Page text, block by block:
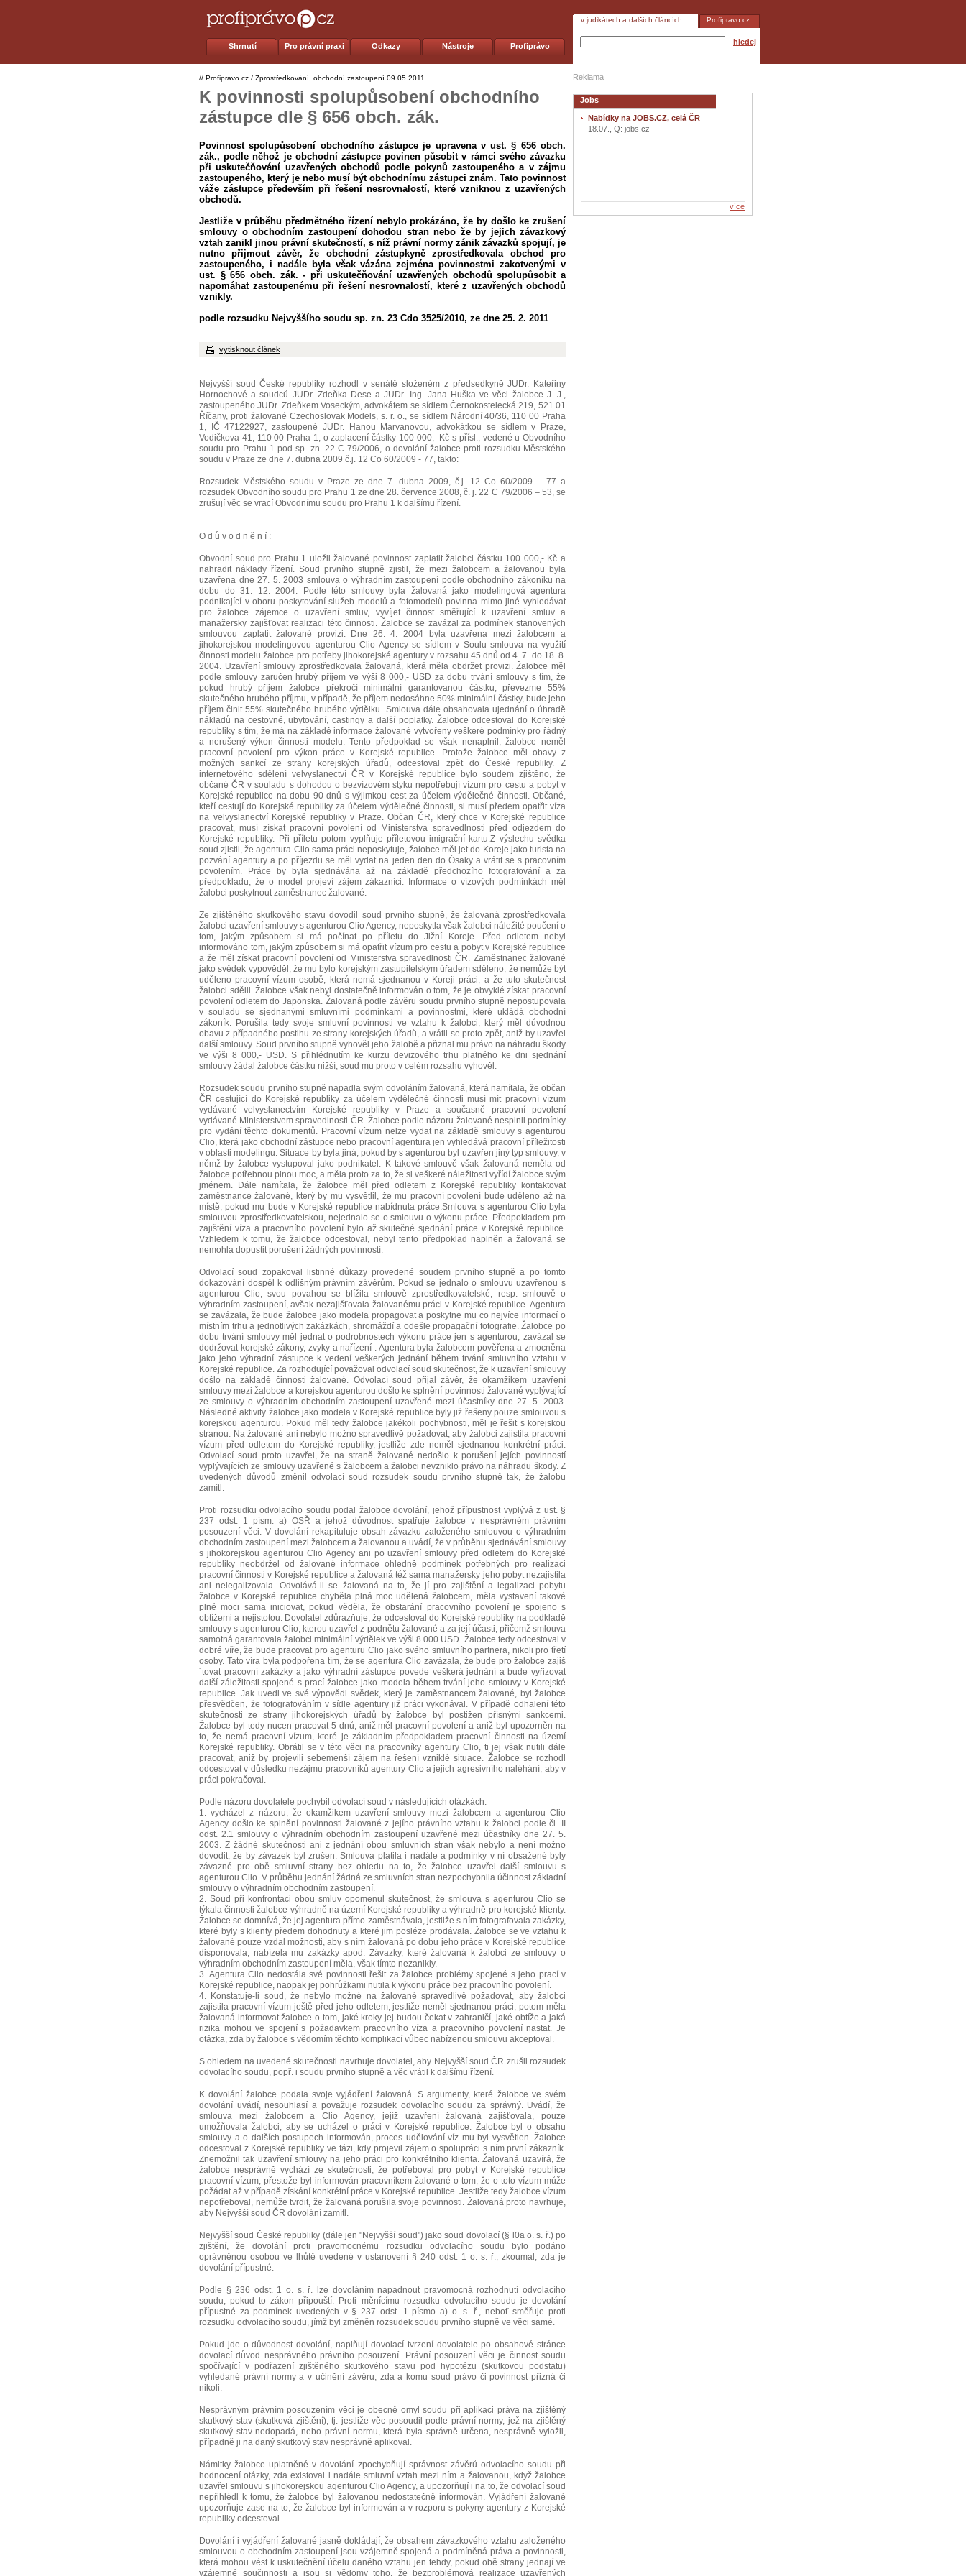
Shrnutí Pro právní praxi Odkazy Nástroje Profiprávo
v judikátech a dalších článcích Profipravo.cz
hledej
// Profipravo.cz / Zprostředkování, obchodní zastoupení 09.05.2011
K povinnosti spolupůsobení obchodního
zástupce dle § 656 obch. zák.
Povinnost spolupůsobení obchodního zástupce je upravena v ust. § 656 obch.
zák., podle něhož je obchodní zástupce povinen působit v rámci svého závazku
při uskutečňování uzavřených obchodů podle pokynů zastoupeného a v zájmu
zastoupeného, který je nebo musí být obchodnímu zástupci znám. Tato povinnost
váže zástupce především při řešení nesrovnalostí, které vzniknou z uzavřených
obchodů.
Jestliže v průběhu předmětného řízení nebylo prokázáno, že by došlo ke zrušení
smlouvy o obchodním zastoupení dohodou stran nebo že by jejich závazkový
vztah zanikl jinou právní skutečností, s níž právní normy zánik závazků spojují, je
nutno přijmout závěr, že obchodní zástupkyně zprostředkovala obchod pro
zastoupeného, i nadále byla však vázána zejména povinnostmi zakotvenými v
ust. § 656 obch. zák. - při uskutečňování uzavřených obchodů spolupůsobit a
napomáhat zastoupenému při řešení nesrovnalostí, které z uzavřených obchodů
vznikly.
podle rozsudku Nejvyššího soudu sp. zn. 23 Cdo 3525/2010, ze dne 25. 2. 2011
vytisknout článek
Nejvyšší soud České republiky rozhodl v senátě složeném z předsedkyně JUDr. Kateřiny
Hornochové a soudců JUDr. Zdeňka Dese a JUDr. Ing. Jana Huška ve věci žalobce J. J.,
zastoupeného JUDr. Zdeňkem Voseckým, advokátem se sídlem Černokostelecká 219, 521 01
Říčany, proti žalované Czechoslovak Models, s. r. o., se sídlem Národní 40/36, 110 00 Praha
1, IČ 47122927, zastoupené JUDr. Hanou Marvanovou, advokátkou se sídlem v Praze,
Vodičkova 41, 110 00 Praha 1, o zaplacení částky 100 000,- Kč s přísl., vedené u Obvodního
soudu pro Prahu 1 pod sp. zn. 22 C 79/2006, o dovolání žalobce proti rozsudku Městského
soudu v Praze ze dne 7. dubna 2009 č.j. 12 Co 60/2009 - 77, takto:
Rozsudek Městského soudu v Praze ze dne 7. dubna 2009, č.j. 12 Co 60/2009 – 77 a
rozsudek Obvodního soudu pro Prahu 1 ze dne 28. července 2008, č. j. 22 C 79/2006 – 53, se
zrušují věc se vrací Obvodnímu soudu pro Prahu 1 k dalšímu řízení.
O d ů v o d n ě n í :
Obvodní soud pro Prahu 1 uložil žalované povinnost zaplatit žalobci částku 100 000,- Kč a
nahradit náklady řízení. Soud prvního stupně zjistil, že mezi žalobcem a žalovanou byla
uzavřena dne 27. 5. 2003 smlouva o výhradním zastoupení podle obchodního zákoníku na
dobu do 31. 12. 2004. Podle této smlouvy byla žalovaná jako modelingová agentura
podnikající v oboru poskytování služeb modelů a fotomodelů povinna mimo jiné vyhledávat
pro žalobce zájemce o uzavření smluv, vyvíjet činnost směřující k uzavření smluv a
manažersky zajišťovat realizaci této činnosti. Žalobce se zavázal za podmínek stanovených
smlouvou zaplatit žalované provizi. Dne 26. 4. 2004 byla uzavřena mezi žalobcem a
jihokorejskou modelingovou agenturou Clio Agency se sídlem v Soulu smlouva na využití
činnosti modelu žalobce pro potřeby jihokorejské agentury v rozsahu 45 dnů od 4. 7. do 18. 8.
2004. Uzavření smlouvy zprostředkovala žalovaná, která měla obdržet provizi. Žalobce měl
podle smlouvy zaručen hrubý příjem ve výši 8 000,- USD za dobu trvání smlouvy s tím, že
pokud hrubý příjem žalobce překročí minimální garantovanou částku, převezme 55%
skutečného hrubého příjmu, v případě, že příjem nedosáhne 50% minimální částky, bude jeho
příjem činit 55% skutečného hrubého výdělku. Smlouva dále obsahovala ujednání o úhradě
nákladů na cestovné, ubytování, castingy a další poplatky. Žalobce odcestoval do Korejské
republiky s tím, že má na základě informace žalované vytvořeny veškeré podmínky pro řádný
a nerušený výkon činnosti modelu. Tento předpoklad se však nenaplnil, žalobce neměl
pracovní povolení pro výkon práce v Korejské republice. Protože žalobce měl obavy z
možných sankcí ze strany korejských úřadů, odcestoval zpět do České republiky. Z
internetového sdělení velvyslanectví ČR v Korejské republice bylo soudem zjištěno, že
občané ČR v souladu s dohodou o bezvízovém styku nepotřebují vízum pro cestu a pobyt v
Korejské republice na dobu 90 dnů s výjimkou cest za účelem výdělečné činnosti. Občané,
kteří cestují do Korejské republiky za účelem výdělečné činnosti, si musí předem opatřit víza
na velvyslanectví Korejské republiky v Praze. Občan ČR, který chce v Korejské republice
pracovat, musí získat pracovní povolení od Ministerstva spravedlnosti před odjezdem do
Korejské republiky. Při příletu potom vyplňuje příletovou imigrační kartu.Z výslechu svědka
soud zjistil, že agentura Clio sama práci neposkytuje, žalobce měl jet do Koreje jako turista na
pozvání agentury a po příjezdu se měl vydat na jeden den do Ósaky a vrátit se s pracovním
povolením. Práce by byla sjednávána až na základě předchozího fotografování a za
předpokladu, že o model projeví zájem zákazníci. Informace o vízových podmínkách měl
žalobci poskytnout zaměstnanec žalované.
Ze zjištěného skutkového stavu dovodil soud prvního stupně, že žalovaná zprostředkovala
žalobci uzavření smlouvy s agenturou Clio Agency, neposkytla však žalobci náležité poučení o
tom, jakým způsobem si má počínat po příletu do Jižní Koreje. Před odletem nebyl
informováno tom, jakým způsobem si má opatřit vízum pro cestu a pobyt v Korejské republice
a že měl získat pracovní povolení od Ministerstva spravedlnosti ČR. Zaměstnanec žalované
jako svědek vypověděl, že mu bylo korejským zastupitelským úřadem sděleno, že nemůže být
uděleno pracovní vízum osobě, která nemá sjednanou v Koreji práci, a že tuto skutečnost
žalobci sdělil. Žalobce však nebyl dostatečně informován o tom, že je obvyklé získat pracovní
povolení odletem do Japonska. Žalovaná podle závěru soudu prvního stupně nepostupovala
v souladu se sjednanými smluvními podmínkami a povinnostmi, které ukládá obchodní
zákoník. Porušila tedy svoje smluvní povinnosti ve vztahu k žalobci, který měl důvodnou
obavu z případného postihu ze strany korejských úřadů, a vrátil se proto zpět, aniž by uzavřel
další smlouvy. Soud prvního stupně vyhověl jeho žalobě a přiznal mu právo na náhradu škody
ve výši 8 000,- USD. S přihlédnutím ke kurzu devizového trhu platného ke dni sjednání
smlouvy žádal žalobce částku nižší, soud mu proto v celém rozsahu vyhověl.
Rozsudek soudu prvního stupně napadla svým odvoláním žalovaná, která namítala, že občan
ČR cestující do Korejské republiky za účelem výdělečné činnosti musí mít pracovní vízum
vydávané velvyslanectvím Korejské republiky v Praze a současně pracovní povolení
vydávané Ministerstvem spravedlnosti ČR. Žalobce podle názoru žalované nesplnil podmínky
pro vydání těchto dokumentů. Pracovní vízum nelze vydat na základě smlouvy s agenturou
Clio, která jako obchodní zástupce nebo pracovní agentura jen vyhledává pracovní příležitosti
v oblasti modelingu. Situace by byla jiná, pokud by s agenturou byl uzavřen jiný typ smlouvy, v
němž by žalobce vystupoval jako podnikatel. K takové smlouvě však žalovaná neměla od
žalobce potřebnou plnou moc, a měla proto za to, že si veškeré náležitosti vyřídí žalobce svým
jménem. Dále namítala, že žalobce měl před odletem z Korejské republiky kontaktovat
zaměstnance žalované, který by mu vysvětlil, že mu pracovní povolení bude uděleno až na
místě, pokud mu bude v Korejské republice nabídnuta práce.Smlouva s agenturou Clio byla
smlouvou zprostředkovatelskou, nejednalo se o smlouvu o výkonu práce. Předpokladem pro
zajištění víza a pracovního povolení bylo až skutečné sjednání práce v Korejské republice.
Vzhledem k tomu, že žalobce odcestoval, nebyl tento předpoklad naplněn a žalovaná se
nemohla dopustit porušení žádných povinností.
Odvolací soud zopakoval listinné důkazy provedené soudem prvního stupně a po tomto
dokazování dospěl k odlišným právním závěrům. Pokud se jednalo o smlouvu uzavřenou s
agenturou Clio, svou povahou se blížila smlouvě zprostředkovatelské, resp. smlouvě o
výhradním zastoupení, avšak nezajišťovala žalovanému práci v Korejské republice. Agentura
se zavázala, že bude žalobce jako modela propagovat a poskytne mu co nejvíce informací o
místním trhu a jednotlivých zakázkách, shromáždí a odešle propagační fotografie. Žalobce po
dobu trvání smlouvy měl jednat o podrobnostech výkonu práce jen s agenturou, zavázal se
dodržovat korejské zákony, zvyky a nařízení . Agentura byla žalobcem pověřena a zmocněna
jako jeho výhradní zástupce k vedení veškerých jednání během trvání smluvního vztahu v
Korejské republice. Za rozhodující považoval odvolací soud skutečnost, že k uzavření smlouvy
došlo na základě činnosti žalované. Odvolací soud přijal závěr, že okamžikem uzavření
smlouvy mezi žalobce a korejskou agenturou došlo ke splnění povinnosti žalované vyplývající
ze smlouvy o výhradním obchodním zastoupení uzavřené mezi účastníky dne 27. 5. 2003.
Následné aktivity žalobce jako modela v Korejské republice byly již řešeny pouze smlouvou s
korejskou agenturou. Pokud měl tedy žalobce jakékoli pochybnosti, měl je řešit s korejskou
stranou. Na žalované ani nebylo možno spravedlivě požadovat, aby žalobci zajistila pracovní
vízum před odletem do Korejské republiky, jestliže zde neměl sjednanou konkrétní práci.
Odvolací soud proto uzavřel, že na straně žalované nedošlo k porušení jejích povinností
vyplývajících ze smlouvy uzavřené s žalobcem a žalobci nevzniklo právo na náhradu škody. Z
uvedených důvodů změnil odvolací soud rozsudek soudu prvního stupně tak, že žalobu
zamítl.
Proti rozsudku odvolacího soudu podal žalobce dovolání, jehož přípustnost vyplývá z ust. §
237 odst. 1 písm. a) OSŘ a jehož důvodnost spatřuje žalobce v nesprávném právním
posouzení věci. V dovolání rekapituluje obsah závazku založeného smlouvou o výhradním
obchodním zastoupení mezi žalobcem a žalovanou a uvádí, že v průběhu sjednávání smlouvy
s jihokorejskou agenturou Clio Agency ani po uzavření smlouvy před odletem do Korejské
republiky neobdržel od žalované informace ohledně podmínek potřebných pro realizaci
pracovní činnosti v Korejské republice a žalovaná též sama manažersky jeho pobyt nezajistila
ani nelegalizovala. Odvolává-li se žalovaná na to, že jí pro zajištění a legalizaci pobytu
žalobce v Korejské republice chyběla plná moc udělená žalobcem, měla vystavení takové
plné moci sama iniciovat, pokud věděla, že obstarání pracovního povolení je spojeno s
obtížemi a nejistotou. Dovolatel zdůrazňuje, že odcestoval do Korejské republiky na podkladě
smlouvy s agenturou Clio, kterou uzavřel z podnětu žalované a za její účasti, přičemž smlouva
samotná garantovala žalobci minimální výdělek ve výši 8 000 USD. Žalobce tedy odcestoval v
dobré víře, že bude pracovat pro agenturu Clio jako svého smluvního partnera, nikoli pro třetí
osoby. Tato víra byla podpořena tím, že se agentura Clio zavázala, že bude pro žalobce zajiš
´tovat pracovní zakázky a jako výhradní zástupce povede veškerá jednání a bude vyřizovat
další záležitosti spojené s prací žalobce jako modela během trvání jeho smlouvy v Korejské
republice. Jak uvedl ve své výpovědi svědek, který je zaměstnancem žalované, byl žalobce
přesvědčen, že fotografováním v sídle agentury již práci vykonával. V případě odhalení této
skutečnosti ze strany jihokorejských úřadů by žalobce byl postižen přísnými sankcemi.
Žalobce byl tedy nucen pracovat 5 dnů, aniž měl pracovní povolení a aniž byl upozorněn na
to, že nemá pracovní vízum, které je základním předpokladem pracovní činnosti na území
Korejské republiky. Obrátil se v této věci na pracovníky agentury Clio, ti jej však nutili dále
pracovat, aniž by projevili sebemenší zájem na řešení vzniklé situace. Žalobce se rozhodl
odcestovat v důsledku nezájmu pracovníků agentury Clio a jejich agresivního naléhání, aby v
práci pokračoval.
Podle názoru dovolatele pochybil odvolací soud v následujících otázkách:
1. vycházel z názoru, že okamžikem uzavření smlouvy mezi žalobcem a agenturou Clio
Agency došlo ke splnění povinnosti žalované z jejího právního vztahu k žalobci podle čl. II
odst. 2.1 smlouvy o výhradním obchodním zastoupení uzavřené mezi účastníky dne 27. 5.
2003. Z žádné skutečnosti ani z jednání obou smluvních stran však nebylo a není možno
dovodit, že by závazek byl zrušen. Smlouva platila i nadále a podmínky v ní obsažené byly
závazné pro obě smluvní strany bez ohledu na to, že žalobce uzavřel další smlouvu s
agenturou Clio. V průběhu jednání žádná ze smluvních stran nezpochybnila účinnost základní
smlouvy o výhradním obchodním zastoupení.
2. Soud při konfrontaci obou smluv opomenul skutečnost, že smlouva s agenturou Clio se
týkala činnosti žalobce výhradně na území Korejské republiky a výhradně pro korejské klienty.
Žalobce se domnívá, že jej agentura přímo zaměstnávala, jestliže s ním fotografovala zakázky,
které byly s klienty předem dohodnuty a které jim posléze prodávala. Žalobce se ve vztahu k
žalované pouze vzdal možnosti, aby s ním žalovaná po dobu jeho práce v Korejské republice
disponovala, nabízela mu zakázky apod. Závazky, které žalovaná k žalobci ze smlouvy o
výhradním obchodním zastoupení měla, však tímto nezanikly.
3. Agentura Clio nedostála své povinnosti řešit za žalobce problémy spojené s jeho prací v
Korejské republice, naopak jej pohrůžkami nutila k výkonu práce bez pracovního povolení.
4. Konstatuje-li soud, že nebylo možné na žalované spravedlivě požadovat, aby žalobci
zajistila pracovní vízum ještě před jeho odletem, jestliže neměl sjednanou práci, potom měla
žalovaná informovat žalobce o tom, jaké kroky jej budou čekat v zahraničí, jaké obtíže a jaká
rizika mohou ve spojení s požadavkem pracovního víza a pracovního povolení nastat. Je
otázka, zda by žalobce s vědomím těchto komplikací vůbec nabízenou smlouvu akceptoval.
S ohledem na uvedené skutečnosti navrhuje dovolatel, aby Nejvyšší soud ČR zrušil rozsudek
odvolacího soudu, popř. i soudu prvního stupně a věc vrátil k dalšímu řízení.
K dovolání žalobce podala svoje vyjádření žalovaná. S argumenty, které žalobce ve svém
dovolání uvádí, nesouhlasí a považuje rozsudek odvolacího soudu za správný. Uvádí, že
smlouva mezi žalobcem a Clio Agency, jejíž uzavření žalovaná zajišťovala, pouze
umožňovala žalobci, aby se ucházel o práci v Korejské republice. Žalobce byl o obsahu
smlouvy a o dalších postupech informován, proces udělování víz mu byl vysvětlen. Žalobce
odcestoval z Korejské republiky ve fázi, kdy projevil zájem o spolupráci s ním první zákazník.
Znemožnil tak uzavření smlouvy na jeho práci pro konkrétního klienta. Žalovaná uzavírá, že
žalobce nesprávně vychází ze skutečnosti, že potřeboval pro pobyt v Korejské republice
pracovní vízum, přestože byl informován pracovníkem žalované o tom, že o toto vízum může
požádat až v případě získání konkrétní práce v Korejské republice. Jestliže tedy žalobce vízum
nepotřeboval, nemůže tvrdit, že žalovaná porušila svoje povinnosti. Žalovaná proto navrhuje,
aby Nejvyšší soud ČR dovolání zamítl.
Nejvyšší soud České republiky (dále jen "Nejvyšší soud") jako soud dovolací (§ l0a o. s. ř.) po
zjištění, že dovolání proti pravomocnému rozsudku odvolacího soudu bylo podáno
oprávněnou osobou ve lhůtě uvedené v ustanovení § 240 odst. 1 o. s. ř., zkoumal, zda je
dovolání přípustné.
Podle § 236 odst. 1 o. s. ř. lze dovoláním napadnout pravomocná rozhodnutí odvolacího
soudu, pokud to zákon připouští. Proti měnícímu rozsudku odvolacího soudu je dovolání
přípustné za podmínek uvedených v § 237 odst. 1 písmo a) o. s. ř., neboť směřuje proti
rozsudku odvolacího soudu, jímž byl změněn rozsudek soudu prvního stupně ve věci samé.
Pokud jde o důvodnost dovolání, naplňují dovolací tvrzení dovolatele po obsahové stránce
dovolací důvod nesprávného právního posouzení. Právní posouzení věci je činnost soudu
spočívající v podřazení zjištěného skutkového stavu pod hypotézu (skutkovou podstatu)
vyhledané právní normy a v učinění závěru, zda a komu soud právo či povinnost přizná či
nikoli.
Nesprávným právním posouzením věci je obecně omyl soudu při aplikaci práva na zjištěný
skutkový stav (skutková zjištění), tj. jestliže věc posoudil podle právní normy, jež na zjištěný
skutkový stav nedopadá, nebo právní normu, která byla správně určena, nesprávně vyložil,
případně ji na daný skutkový stav nesprávně aplikoval.
Námitky žalobce uplatněné v dovolání zpochybňují správnost závěrů odvolacího soudu při
hodnocení otázky, zda existoval i nadále smluvní vztah mezi ním a žalovanou, když žalobce
uzavřel smlouvu s jihokorejskou agenturou Clio Agency, a upozorňují i na to, že odvolací soud
nepřihlédl k tomu, že žalobce byl žalovanou nedostatečně informován. Vyjádření žalované
upozorňuje zase na to, že žalobce byl informován a v rozporu s pokyny agentury z Korejské
republiky odcestoval.
Dovolání i vyjádření žalované jasně dokládají, že obsahem závazkového vztahu založeného
smlouvou o obchodním zastoupení jsou vzájemně spojená a podmíněná práva a povinnosti,
která mohou vést k uskutečnění účelu daného vztahu jen tehdy, pokud obě strany jednají ve
vzájemné součinnosti a jsou si vědomy toho, že bezproblémová realizace uzavřených
Reklama
Jobs
Nabídky na JOBS.CZ, celá ČR
18.07., Q: jobs.cz
více